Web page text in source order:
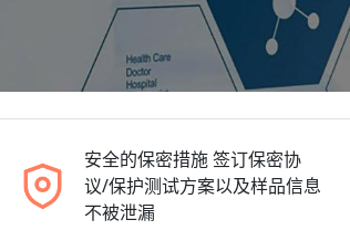
安全的保密措施签订保密协
议/保护测试方案以及样品信息
不被泄漏